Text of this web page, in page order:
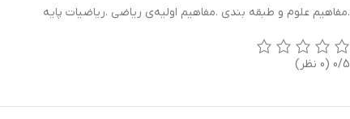
.مفاهیم علوم و طبقه بندی .مفاهیم اولیه‌ی ریاضی .ریاضیات پایه
0/5 (0 نظر)